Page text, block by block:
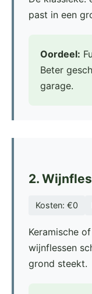
past in een
Oordeel:
Beter
garage.
2.
Kosten: €0
Keramische
wijnflessen
grond steekt.